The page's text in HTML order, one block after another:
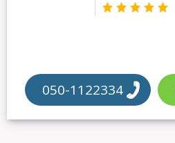
050-1122334